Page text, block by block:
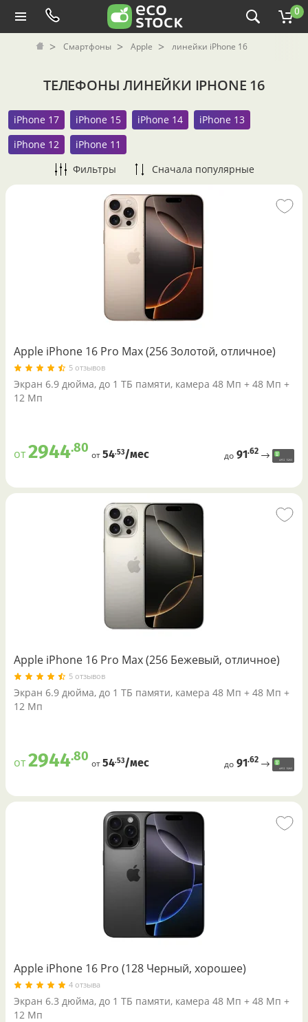
0
Смартфоны Apple линейки iPhone 16
ТЕЛЕФОНЫ ЛИНЕЙКИ IPHONE 16
iPhone 17 iPhone 15 iPhone 14
iPhone 13
iPhone 12
iPhone 11
Фильтры
Сначала популярные
Apple iPhone 16 Pro Max (256 Золотой, отличное)
5 отзывов
Экран 6.9 дюйма, до 1 ТБ памяти, камера 48 Мп + 48 Мп +
12 Мп
от2944.80 от54.53/меc до 91.62
Apple iPhone 16 Pro Max (256 Бежевый, отличное)
5 отзывов
Экран 6.9 дюйма, до 1 ТБ памяти, камера 48 Мп + 48 Мп +
12 Мп
от2944.80 от54.53/меc до 91.62
Apple iPhone 16 Pro (128 Черный, хорошее)
4 отзыва
Экран 6.3 дюйма, до 1 ТБ памяти, камера 48 Мп + 48 Мп +
12 Мп